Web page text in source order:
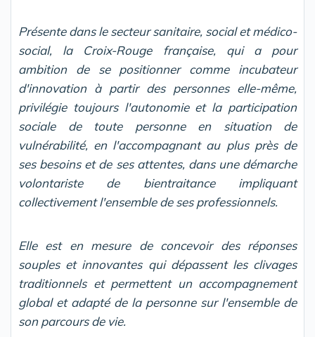
Présente dans le secteur sanitaire, social et médico-
social, la Croix-Rouge française, qui a pour
ambition de se positionner comme incubateur
d'innovation à partir des personnes elle-même,
privilégie toujours l'autonomie et la participation
sociale de toute personne en situation de
vulnérabilité, en l'accompagnant au plus près de
ses besoins et de ses attentes, dans une démarche
volontariste de bientraitance impliquant
collectivement l'ensemble de ses professionnels.
Elle est en mesure de concevoir des réponses
souples et innovantes qui dépassent les clivages
traditionnels et permettent un accompagnement
global et adapté de la personne sur l'ensemble de
son parcours de vie.